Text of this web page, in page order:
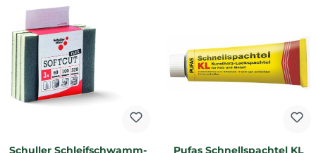
Schuller Schleifschwamm-
Pufas Schnellspachtel KL